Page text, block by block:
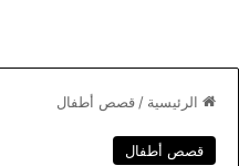
الرئيسية / قصص أطفال
قصص أطفال